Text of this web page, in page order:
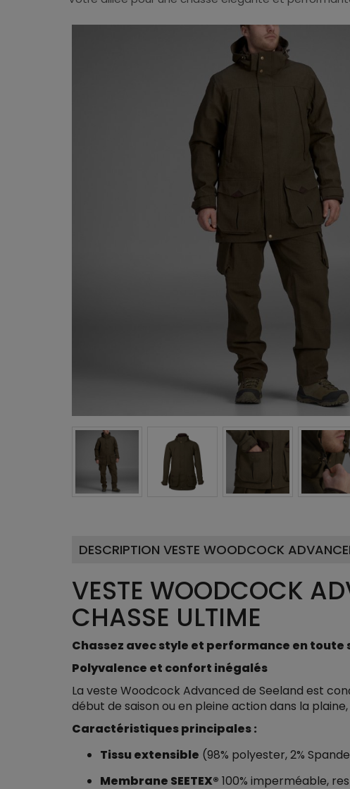
DESCRIPTION VESTE WOODCOCK
VESTE WOODCOCK
CHASSE ULTIME
Chassez avec style et performance en toute
Polyvalence et confort inégalés
La veste Woodcock Advanced de Seeland est
début de saison ou en pleine action dans la
Caractéristiques principales :
Tissu extensible (98% polyester, 2%
Membrane SEETEX® 100% imperméable,